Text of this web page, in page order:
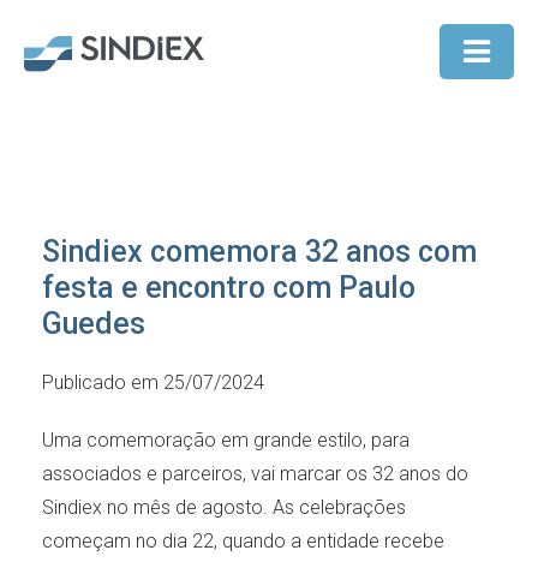
Sindiex comemora 32 anos com
festa e encontro com Paulo
Guedes
Publicado em 25/07/2024
Uma comemoração em grande estilo, para
associados e parceiros, vai marcar os 32 anos do
Sindiex no mês de agosto. As celebrações
começam no dia 22, quando a entidade recebe